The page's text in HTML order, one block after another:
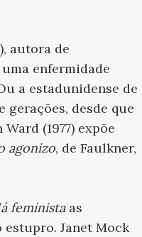
autora de
enfermidade
a estadunidense de
gerações, desde que
(1977) expõe
agonizo, de Faulkner,
feministaas
Janet Mock